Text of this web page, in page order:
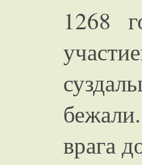
1268
врага